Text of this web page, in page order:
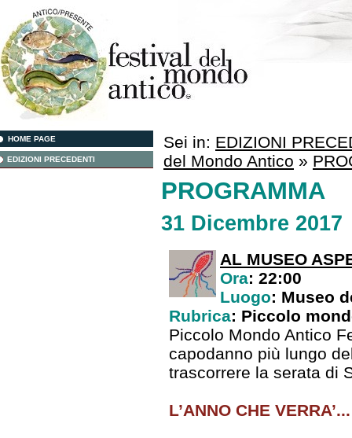
HOME PAGE
EDIZIONI PRECEDENTI
Sei in: EDIZIONI
del Mondo Antico »
PROGRAMMA
31 Dicembre 2017
AL MUSEO
Ora: 22:00
Luogo: Museo
Rubrica: Piccolo
Piccolo Mondo Antico
capodanno più lungo
trascorrere la serata di
L’ANNO CHE